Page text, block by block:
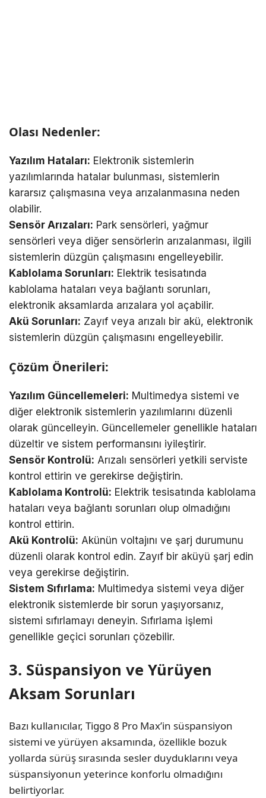
Olası Nedenler:
Yazılım Hataları: Elektronik sistemlerin
yazılımlarında hatalar bulunması, sistemlerin
kararsız çalışmasına veya arızalanmasına neden
olabilir.
Sensör Arızaları: Park sensörleri, yağmur
sensörleri veya diğer sensörlerin arızalanması, ilgili
sistemlerin düzgün çalışmasını engelleyebilir.
Kablolama Sorunları: Elektrik tesisatında
kablolama hataları veya bağlantı sorunları,
elektronik aksamlarda arızalara yol açabilir.
Akü Sorunları: Zayıf veya arızalı bir akü, elektronik
sistemlerin düzgün çalışmasını engelleyebilir.
Çözüm Önerileri:
Yazılım Güncellemeleri: Multimedya sistemi ve
diğer elektronik sistemlerin yazılımlarını düzenli
olarak güncelleyin. Güncellemeler genellikle hataları
düzeltir ve sistem performansını iyileştirir.
Sensör Kontrolü: Arızalı sensörleri yetkili serviste
kontrol ettirin ve gerekirse değiştirin.
Kablolama Kontrolü: Elektrik tesisatında kablolama
hataları veya bağlantı sorunları olup olmadığını
kontrol ettirin.
Akü Kontrolü: Akünün voltajını ve şarj durumunu
düzenli olarak kontrol edin. Zayıf bir aküyü şarj edin
veya gerekirse değiştirin.
Sistem Sıfırlama: Multimedya sistemi veya diğer
elektronik sistemlerde bir sorun yaşıyorsanız,
sistemi sıfırlamayı deneyin. Sıfırlama işlemi
genellikle geçici sorunları çözebilir.
3. Süspansiyon ve Yürüyen
Aksam Sorunları
Bazı kullanıcılar, Tiggo 8 Pro Max’in süspansiyon
sistemi ve yürüyen aksamında, özellikle bozuk
yollarda sürüş sırasında sesler duyduklarını veya
süspansiyonun yeterince konforlu olmadığını
belirtiyorlar.